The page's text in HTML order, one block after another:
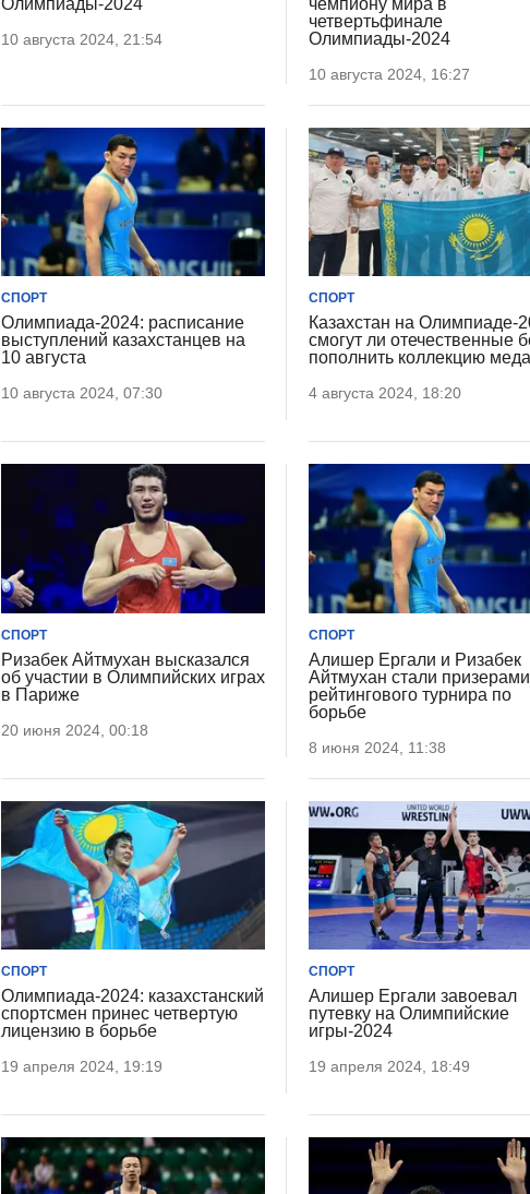
Олимпиады-2024
10 августа 2024, 21:54
чемпиону мира в
четвертьфинале
Олимпиады-2024
10 августа 2024, 16:27
СПОРТ
Олимпиада-2024: расписание
выступлений казахстанцев на
10 августа
10 августа 2024, 07:30
СПОРТ
Казахстан на Олимпиаде-
смогут ли отечественные
пополнить коллекцию
4 августа 2024, 18:20
СПОРТ
Ризабек Айтмухан высказался
об участии в Олимпийских играх
в Париже
20 июня 2024, 00:18
СПОРТ
Алишер Ергали и Ризабек
Айтмухан стали призерами
рейтингового турнира по
борьбе
8 июня 2024, 11:38
СПОРТ
Олимпиада-2024: казахстанский
спортсмен принес четвертую
лицензию в борьбе
19 апреля 2024, 19:19
СПОРТ
Алишер Ергали завоевал
путевку на Олимпийские
игры-2024
19 апреля 2024, 18:49